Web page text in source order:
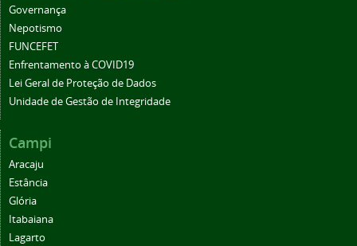
Governança
Nepotismo
FUNCEFET
Enfrentamento à COVID19
Lei Geral de Proteção de Dados
Unidade de Gestão de Integridade
Campi
Aracaju
Estância
Glória
Itabaiana
Lagarto